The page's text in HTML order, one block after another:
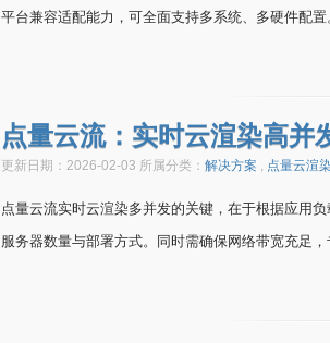
平台兼容适配能力，可全面支持多系统、多硬件配置
点量云流：实时云渲染高并
更新日期：2026-02-03 所属分类： 解决方案 , 点量云渲
点量云流实时云渲染多并发的关键，在于根据应用
服务器数量与部署方式。同时需确保网络带宽充足，